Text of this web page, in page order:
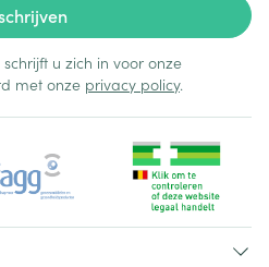
u zich in voor onze
met onze privacy policy.